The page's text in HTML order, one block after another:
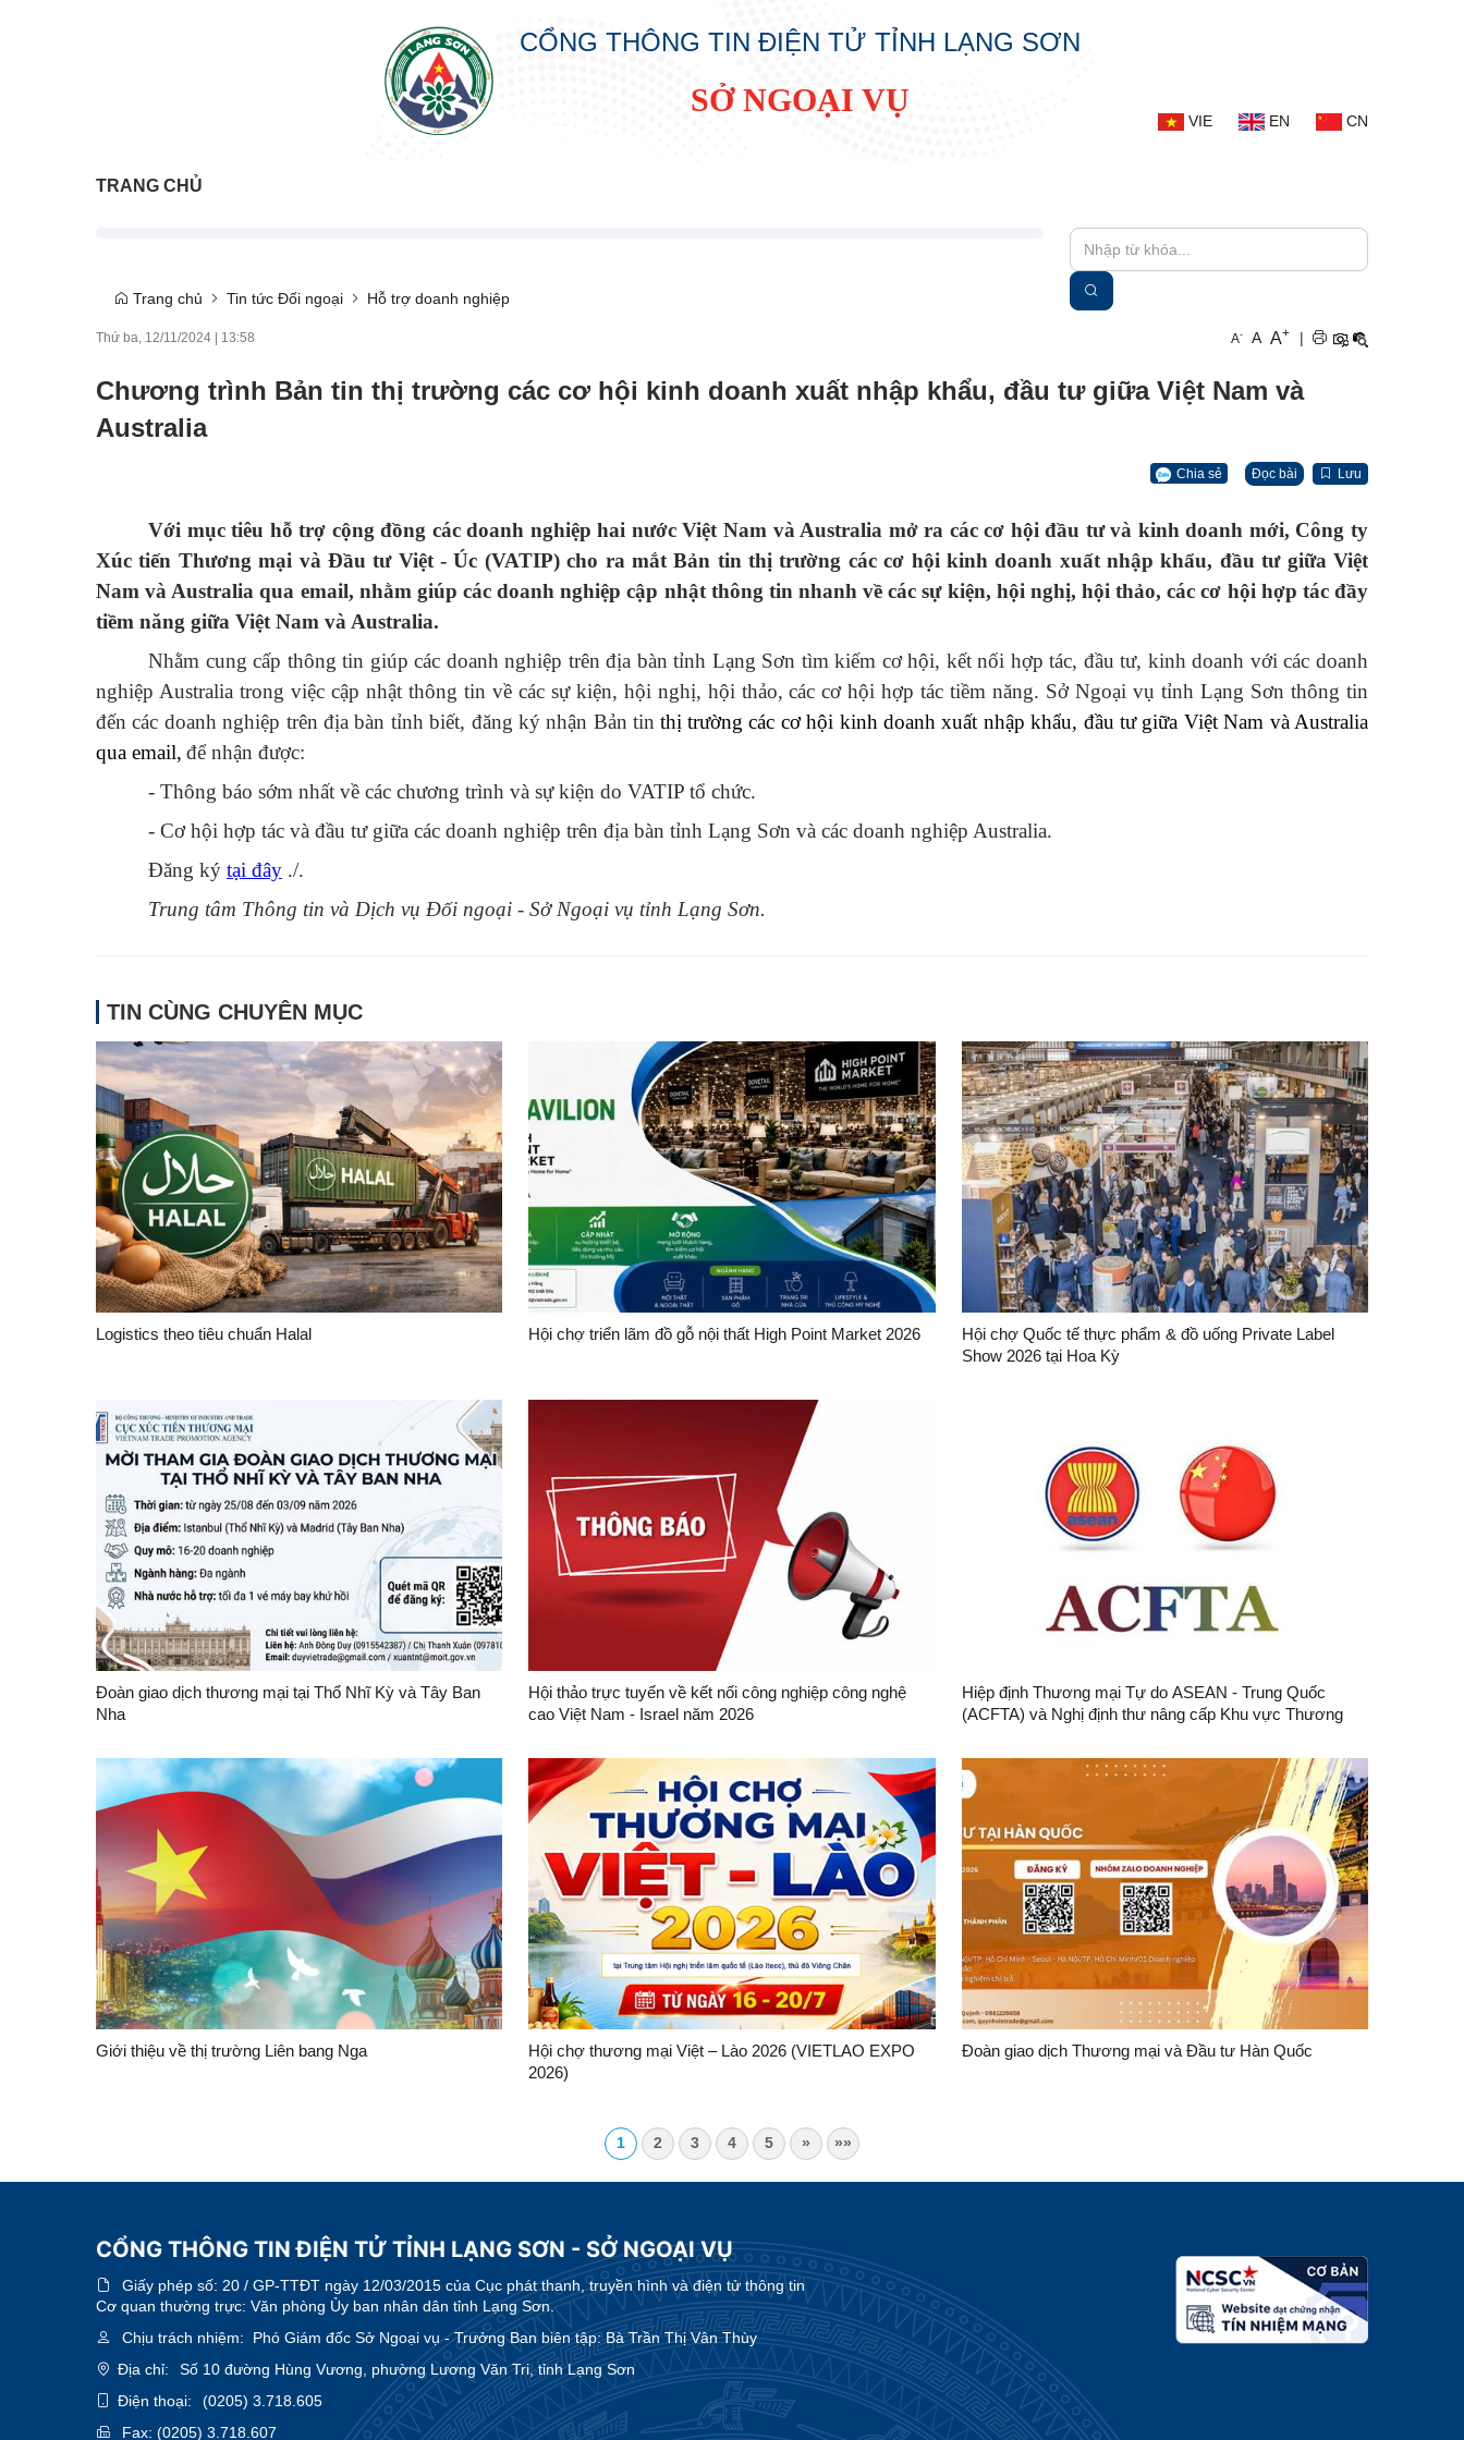
CỔNG THÔNG TIN ĐIỆN TỬ TỈNH LẠNG SƠN
SỞ NGOẠI VỤ
VIE EN CN
TRANG CHỦ
Trang chủ Tin tức Đối ngoại Hỗ trợ doanh nghiệp
Thứ ba, 12/11/2024 | 13:58 A- A A+ |
Chương trình Bản tin thị trường các cơ hội kinh doanh xuất nhập khẩu, đầu tư giữa Việt Nam và
Australia
Chia sẻ Đọc bài Lưu
Với mục tiêu hỗ trợ cộng đồng các doanh nghiệp hai nước Việt Nam và Australia mở ra các cơ hội đầu tư và kinh doanh mới, Công ty
Xúc tiến Thương mại và Đầu tư Việt - Úc (VATIP) cho ra mắt Bản tin thị trường các cơ hội kinh doanh xuất nhập khẩu, đầu tư giữa Việt
Nam và Australia qua email, nhằm giúp các doanh nghiệp cập nhật thông tin nhanh về các sự kiện, hội nghị, hội thảo, các cơ hội hợp tác đầy
tiềm năng giữa Việt Nam và Australia.
Nhằm cung cấp thông tin giúp các doanh nghiệp trên địa bàn tỉnh Lạng Sơn tìm kiếm cơ hội, kết nối hợp tác, đầu tư, kinh doanh với các doanh
nghiệp Australia trong việc cập nhật thông tin về các sự kiện, hội nghị, hội thảo, các cơ hội hợp tác tiềm năng. Sở Ngoại vụ tỉnh Lạng Sơn thông tin
đến các doanh nghiệp trên địa bàn tỉnh biết, đăng ký nhận Bản tin thị trường các cơ hội kinh doanh xuất nhập khẩu, đầu tư giữa Việt Nam và Australia
qua email, để nhận được:
- Thông báo sớm nhất về các chương trình và sự kiện do VATIP tổ chức.
- Cơ hội hợp tác và đầu tư giữa các doanh nghiệp trên địa bàn tỉnh Lạng Sơn và các doanh nghiệp Australia.
Đăng ký tại đây ./.
Trung tâm Thông tin và Dịch vụ Đối ngoại - Sở Ngoại vụ tỉnh Lạng Sơn.
TIN CÙNG CHUYÊN MỤC
Logistics theo tiêu chuẩn Halal Hội chợ triển lãm đồ gỗ nội thất High Point Market 2026
Hội chợ Quốc tế thực phẩm & đồ uống Private Label
Show 2026 tại Hoa Kỳ
Đoàn giao dịch thương mại tại Thổ Nhĩ Kỳ và Tây Ban
Nha
Hội thảo trực tuyến về kết nối công nghiệp công nghệ
cao Việt Nam - Israel năm 2026
Hiệp định Thương mại Tự do ASEAN - Trung Quốc
(ACFTA) và Nghị định thư nâng cấp Khu vực Thương
Giới thiệu về thị trường Liên bang Nga
Hội chợ thương mại Việt – Lào 2026 (VIETLAO EXPO
2026)
Đoàn giao dịch Thương mại và Đầu tư Hàn Quốc
1 2 3 4 5 » »»
CỔNG THÔNG TIN ĐIỆN TỬ TỈNH LẠNG SƠN - SỞ NGOẠI VỤ
Giấy phép số: 20 / GP-TTĐT ngày 12/03/2015 của Cục phát thanh, truyền hình và điện tử thông tin
Cơ quan thường trực: Văn phòng Ủy ban nhân dân tỉnh Lạng Sơn.
Chịu trách nhiệm: Phó Giám đốc Sở Ngoại vụ - Trưởng Ban biên tập: Bà Trần Thị Vân Thùy
Địa chỉ:
Số 10 đường Hùng Vương, phường Lương Văn Tri, tỉnh Lạng Sơn
Điện thoại:
(0205) 3.718.605
Fax: (0205) 3.718.607